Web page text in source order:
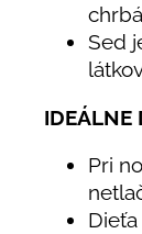
Sed
IDEÁLNE
Pri